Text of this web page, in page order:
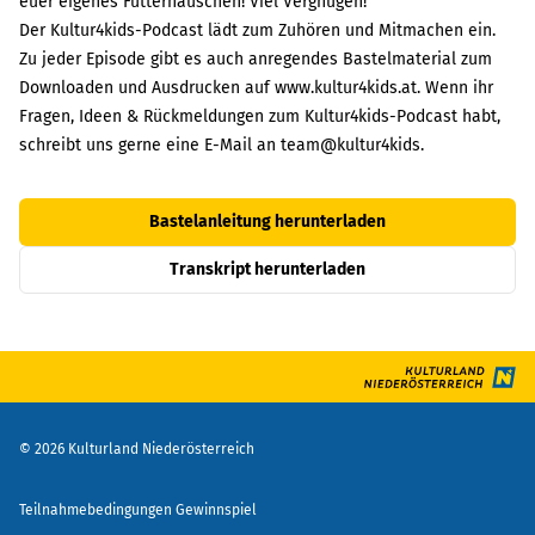
Der Kultur4kids-Podcast lädt zum Zuhören und Mitmachen ein.
Zu jeder Episode gibt es auch anregendes Bastelmaterial zum
Downloaden und Ausdrucken auf www.kultur4kids.at. Wenn ihr
Fragen, Ideen & Rückmeldungen zum Kultur4kids-Podcast habt,
schreibt uns gerne eine E-Mail an team@kultur4kids.
Bastelanleitung herunterladen
Transkript herunterladen
© 2026 Kulturland Niederösterreich
Teilnahmebedingungen Gewinnspiel